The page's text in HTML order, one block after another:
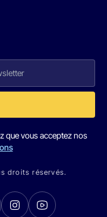
que vous acceptez nos
droits réservés.